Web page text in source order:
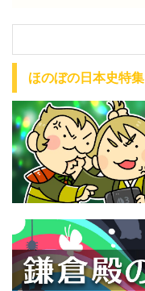
ほのぼの日本史特集